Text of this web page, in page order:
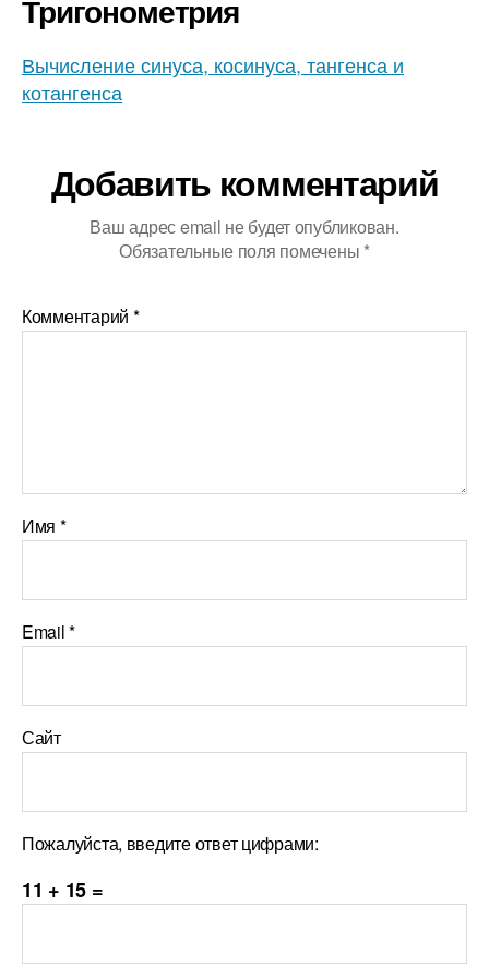
Тригонометрия
Вычисление синуса, косинуса, тангенса и
котангенса
Добавить комментарий
Ваш адрес email не будет опубликован.
Обязательные поля помечены *
Комментарий *
Имя *
Email*
Сайт
Пожалуйста, введите ответ цифрами:
11 + 15 =